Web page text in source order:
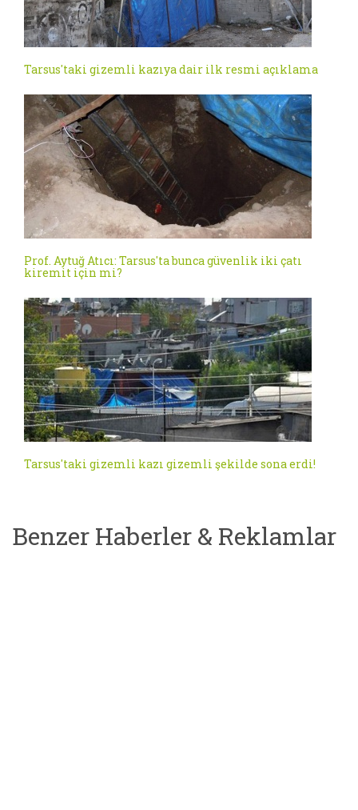
Tarsus'taki gizemli kazıya dair ilk resmi açıklama
Prof. Aytuğ Atıcı: Tarsus'ta bunca güvenlik iki çatı
kiremit için mi?
Tarsus'taki gizemli kazı gizemli şekilde sona erdi!
Benzer Haberler & Reklamlar